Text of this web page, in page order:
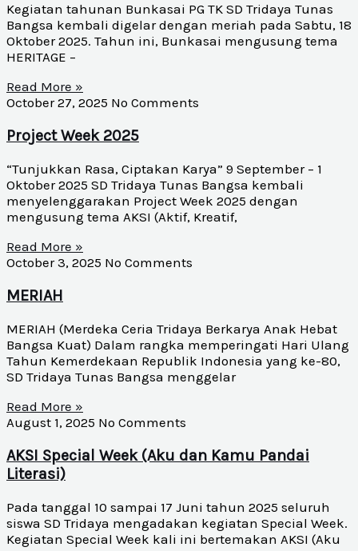
Kegiatan tahunan Bunkasai PG TK SD Tridaya Tunas
Bangsa kembali digelar dengan meriah pada Sabtu, 18
Oktober 2025. Tahun ini, Bunkasai mengusung tema
HERITAGE –
Read More »
October 27, 2025 No Comments
Project Week 2025
“Tunjukkan Rasa, Ciptakan Karya” 9 September – 1
Oktober 2025 SD Tridaya Tunas Bangsa kembali
menyelenggarakan Project Week 2025 dengan
mengusung tema AKSI (Aktif, Kreatif,
Read More »
October 3, 2025 No Comments
MERIAH
MERIAH (Merdeka Ceria Tridaya Berkarya Anak Hebat
Bangsa Kuat) Dalam rangka memperingati Hari Ulang
Tahun Kemerdekaan Republik Indonesia yang ke-80,
SD Tridaya Tunas Bangsa menggelar
Read More »
August 1, 2025 No Comments
AKSI Special Week (Aku dan Kamu Pandai
Literasi)
Pada tanggal 10 sampai 17 Juni tahun 2025 seluruh
siswa SD Tridaya mengadakan kegiatan Special Week.
Kegiatan Special Week kali ini bertemakan AKSI (Aku